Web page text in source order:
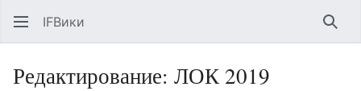
IFВики
Редактирование: ЛОК 2019